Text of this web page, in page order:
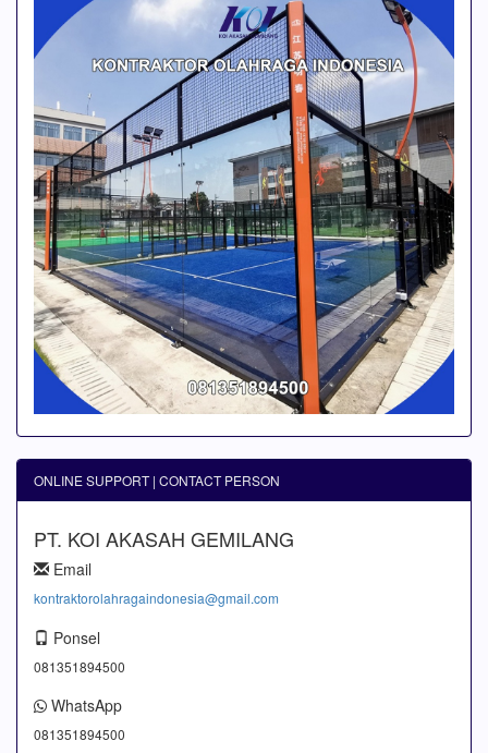
ONLINE SUPPORT | CONTACT PERSON
PT. KOI AKASAH GEMILANG
Email
kontraktorolahragaindonesia@gmail.com
Ponsel
081351894500
WhatsApp
081351894500